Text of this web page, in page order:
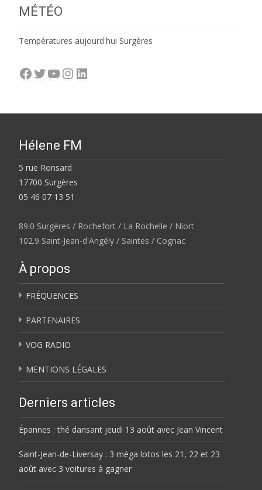
MÉTÉO
Températures aujourd'hui Surgères
Facebook
Twitter
YouTube
Instagram
LinkedIn
Hélene FM
5 rue Ronsard
17700 Surgères
05 46 07 13 51
89.0 Surgères / Rochefort / La Rochelle / Niort
102.9 Saint-Jean-d'Angély / Saintes / Cognac
À propos
FRÉQUENCES
PARTENAIRES
VOG RADIO
MENTIONS LÉGALES
Derniers articles
Épannes : thé dansant jeudi 13 août avec Jean Vincent
Saint-Jean-de-Liversay : 3 méga lotos les 21, 22 et 23
août avec 3 voitures à gagner